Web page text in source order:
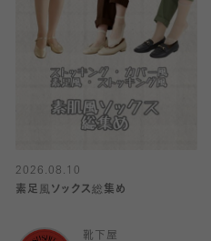
2026.08.10
素足風ソックス総集め
靴下屋